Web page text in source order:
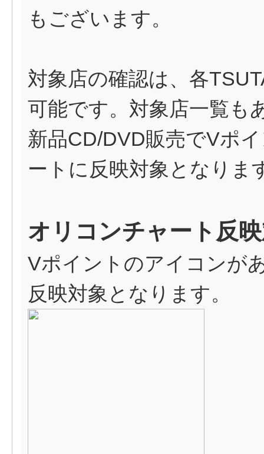
もございます。
対象店の確認は、各
可能です。対象店一覧も
新品CD/DVD販売でVポ
ートに反映対象となりま
オリコンチャート反
Vポイントのアイコンが
反映対象となります。